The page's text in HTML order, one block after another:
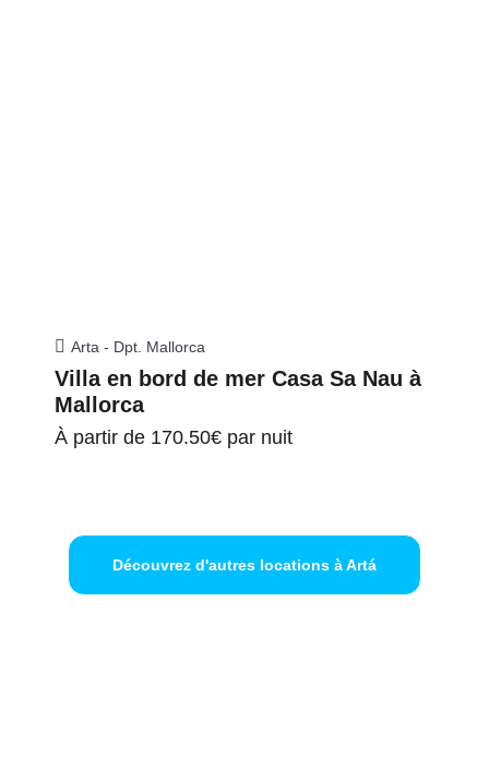
Découvrez d'autres locations à Artá
Arta - Dpt. Mallorca
Villa en bord de mer Casa Sa Nau à
Mallorca
À partir de 170.50€ par nuit